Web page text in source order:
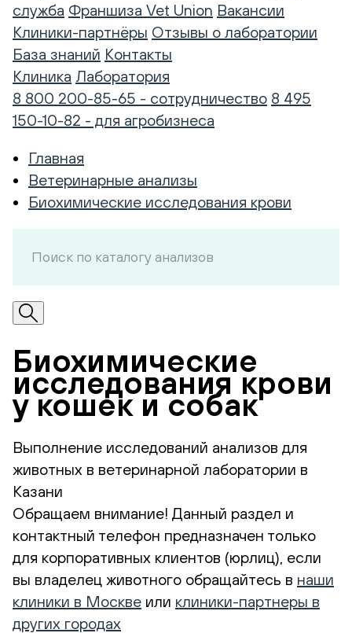
служба Франшиза Vet Union Вакансии
Клиники-партнёры Отзывы о лаборатории
База знаний Контакты
Клиника Лаборатория
8 800 200-85-65 - сотрудничество 8 495
150-10-82 - для агробизнеса
Главная
Ветеринарные анализы
Биохимические исследования крови
Биохимические
исследования крови
у кошек и собак
Выполнение исследований анализов для
животных в ветеринарной лаборатории в
Казани
Обращаем внимание! Данный раздел и
контактный телефон предназначен только
для корпоративных клиентов (юрлиц), если
вы владелец животного обращайтесь в наши
клиники в Москве или клиники-партнеры в
других городах